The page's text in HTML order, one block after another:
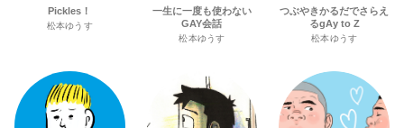
Pickles！
松本ゆうす
一生に一度も使わない
GAY会話
松本ゆうす
つぶやきかるだでさらえ
るgAy to Z
松本ゆうす